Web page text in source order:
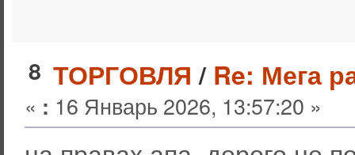
8 ТОРГОВЛЯ / Re: Мега
« : 16 Январь 2026, 13:57:20 »